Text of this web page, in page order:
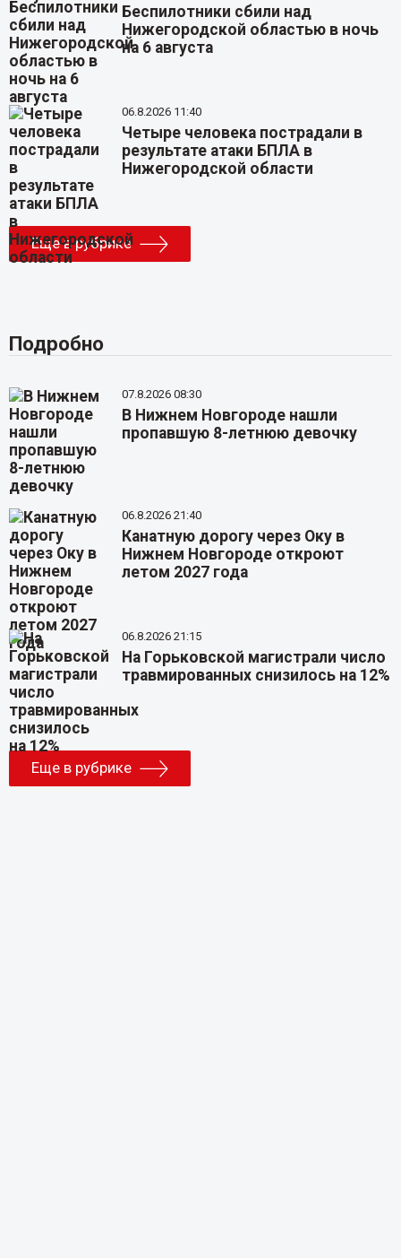
Беспилотники сбили над
Нижегородской областью в ночь
на 6 августа
06.8.2026 11:40
Четыре человека пострадали в
результате атаки БПЛА в
Нижегородской области
Еще в рубрике
Подробно
07.8.2026 08:30
В Нижнем Новгороде нашли
пропавшую 8-летнюю девочку
06.8.2026 21:40
Канатную дорогу через Оку в
Нижнем Новгороде откроют
летом 2027 года
06.8.2026 21:15
На Горьковской магистрали число
травмированных снизилось на 12%
Еще в рубрике